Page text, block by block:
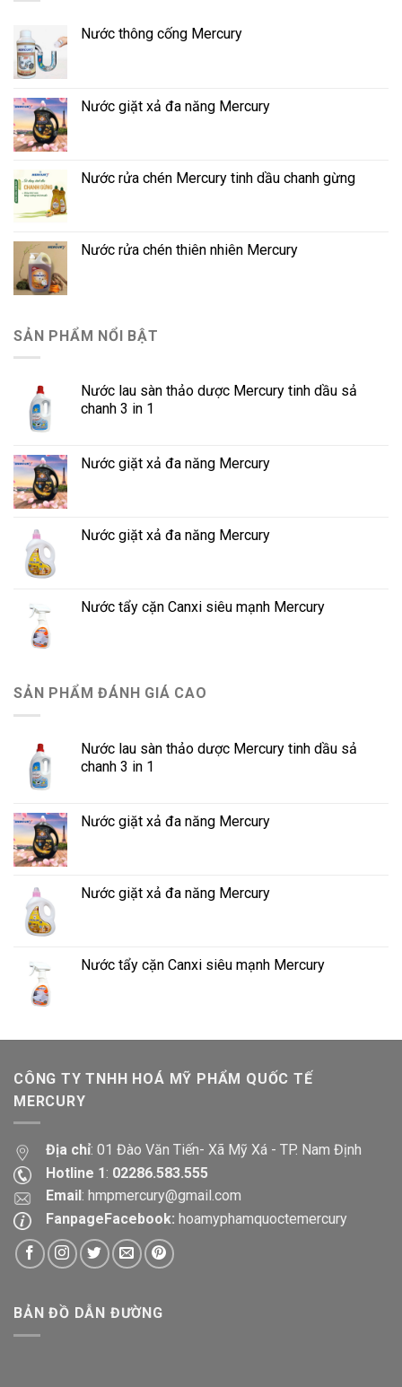
Nước thông cống Mercury
Nước giặt xả đa năng Mercury
Nước rửa chén Mercury tinh dầu chanh gừng
Nước rửa chén thiên nhiên Mercury
SẢN PHẨM NỔI BẬT
Nước lau sàn thảo dược Mercury tinh dầu sả
chanh 3 in 1
Nước giặt xả đa năng Mercury
Nước giặt xả đa năng Mercury
Nước tẩy cặn Canxi siêu mạnh Mercury
SẢN PHẨM ĐÁNH GIÁ CAO
Nước lau sàn thảo dược Mercury tinh dầu sả
chanh 3 in 1
Nước giặt xả đa năng Mercury
Nước giặt xả đa năng Mercury
Nước tẩy cặn Canxi siêu mạnh Mercury
CÔNG TY TNHH HOÁ MỸ PHẨM QUỐC TẾ
MERCURY
Địa chỉ: 01 Đào Văn Tiến- Xã Mỹ Xá - TP. Nam Định
Hotline 1: 02286.583.555
Email : hmpmercury@gmail.com
FanpageFacebook: hoamyphamquoctemercury
BẢN ĐỒ DẪN ĐƯỜNG